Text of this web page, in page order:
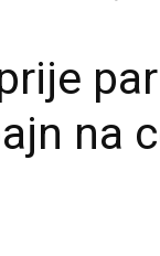
na